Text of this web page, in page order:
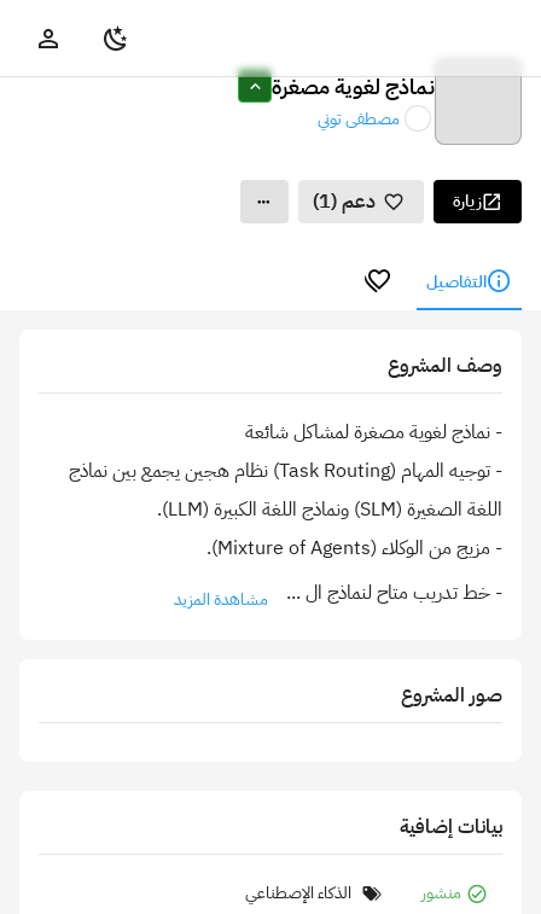
نماذج لغوية مصغرة
مصطفى توني
زيارة دعم (1)
التفاصيل
وصف المشروع
- توجيه المهام (Task Routing) نظام هجين يجمع بين نماذج
- خط تدريب متاح لنماذج ال ... مشاهدة المزيد
صور المشروع
بيانات إضافية
منشور
الذكاء الإصطناعي